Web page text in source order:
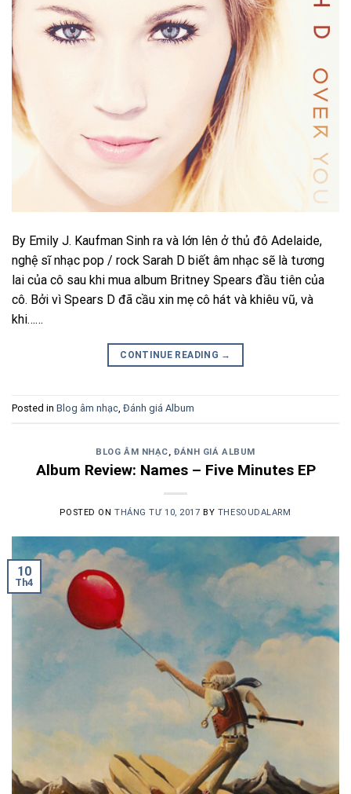
By Emily J. Kaufman Sinh ra và lớn lên ở thủ đô Adelaide,
nghệ sĩ nhạc pop / rock Sarah D biết âm nhạc sẽ là tương
lai của cô sau khi mua album Britney Spears đầu tiên của
cô. Bởi vì Spears D đã cầu xin mẹ cô hát và khiêu vũ, và
khi……
CONTINUE READING →
Posted in Blog âm nhạc, Đánh giá Album
BLOG ÂM NHẠC, ĐÁNH GIÁ ALBUM
Album Review: Names – Five Minutes EP
POSTED ONTHÁNG TƯ 10, 2017 BY THESOUDALARM
10
Th4